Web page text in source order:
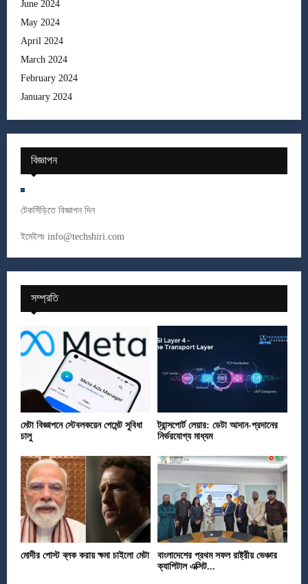
June 2024
May 2024
April 2024
March 2024
February 2024
January 2024
বিজ্ঞাপন
টেকসিঁড়িতে বিজ্ঞাপন দিন
ইমেইলঃ info@techshiri.com
সম্প্রতি
মেটা বিজ্ঞাপনে স্টেবলকয়েন পেমেন্ট সুবিধা
চালু
ট্রান্সপোর্ট লেয়ার: ডেটা আদান-প্রদানের
নির্ভরযোগ্য মাধ্যম
মোদীর পোস্ট ব্লক করায় ক্ষমা চাইলো মেটা
বাংলাদেশের প্রথম সফল রাষ্ট্রীয় ভেঞ্চার
ক্যাপিটাল এক্সিট...